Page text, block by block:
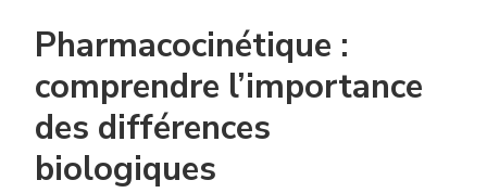
Pharmacocinétique :
comprendre l’importance
des différences
biologiques